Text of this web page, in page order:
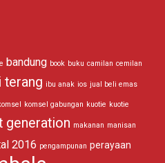
bandung book buku camilan cemilan
terang ibu anak ios jual beli emas
komsel gabungan kuotie kuotie
generation makanan manisan
2016 pengampunan perayaan